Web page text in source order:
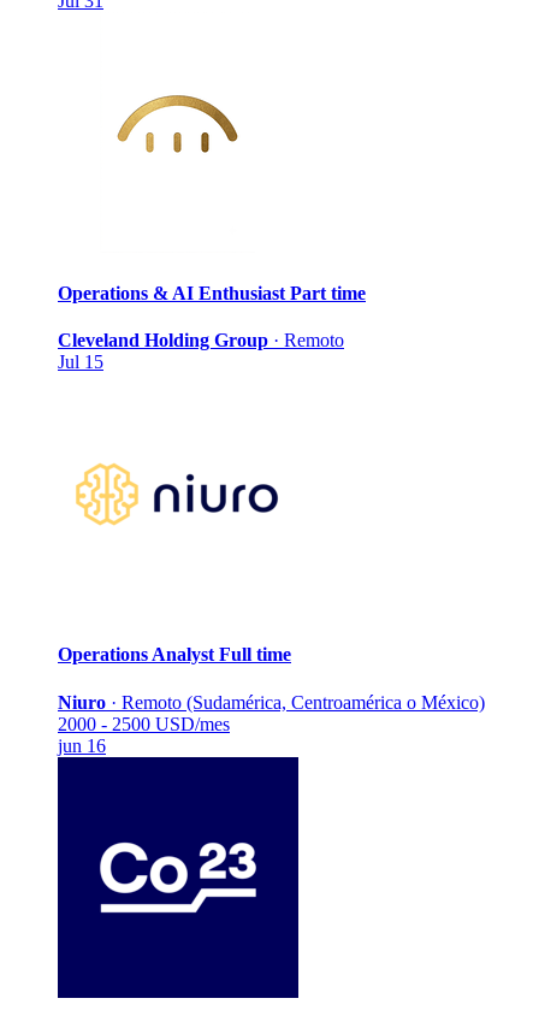
Operations & AI Enthusiast Part time
Cleveland Holding Group · Remoto
Jul 15
Operations Analyst Full time
Niuro · Remoto (Sudamérica, Centroamérica o México)
2000 - 2500 USD/mes
jun 16